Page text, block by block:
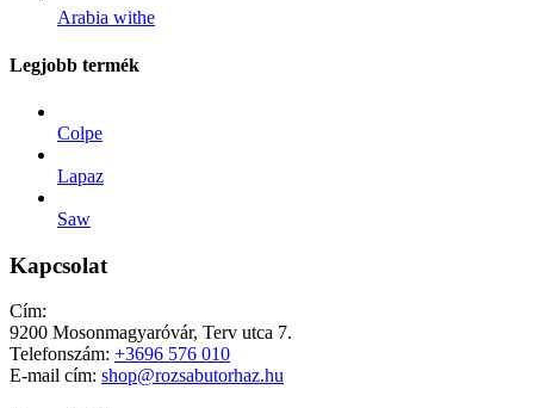
Arabia withe
Legjobb termék
Colpe
Lapaz
Saw
Kapcsolat
Cím:
9200 Mosonmagyaróvár, Terv utca 7.
Telefonszám: +3696 576 010
E-mail cím: shop@rozsabutorhaz.hu